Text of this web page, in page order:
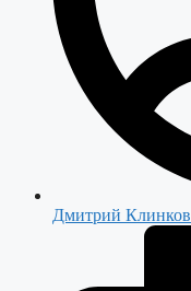
Дмитрий Клинков